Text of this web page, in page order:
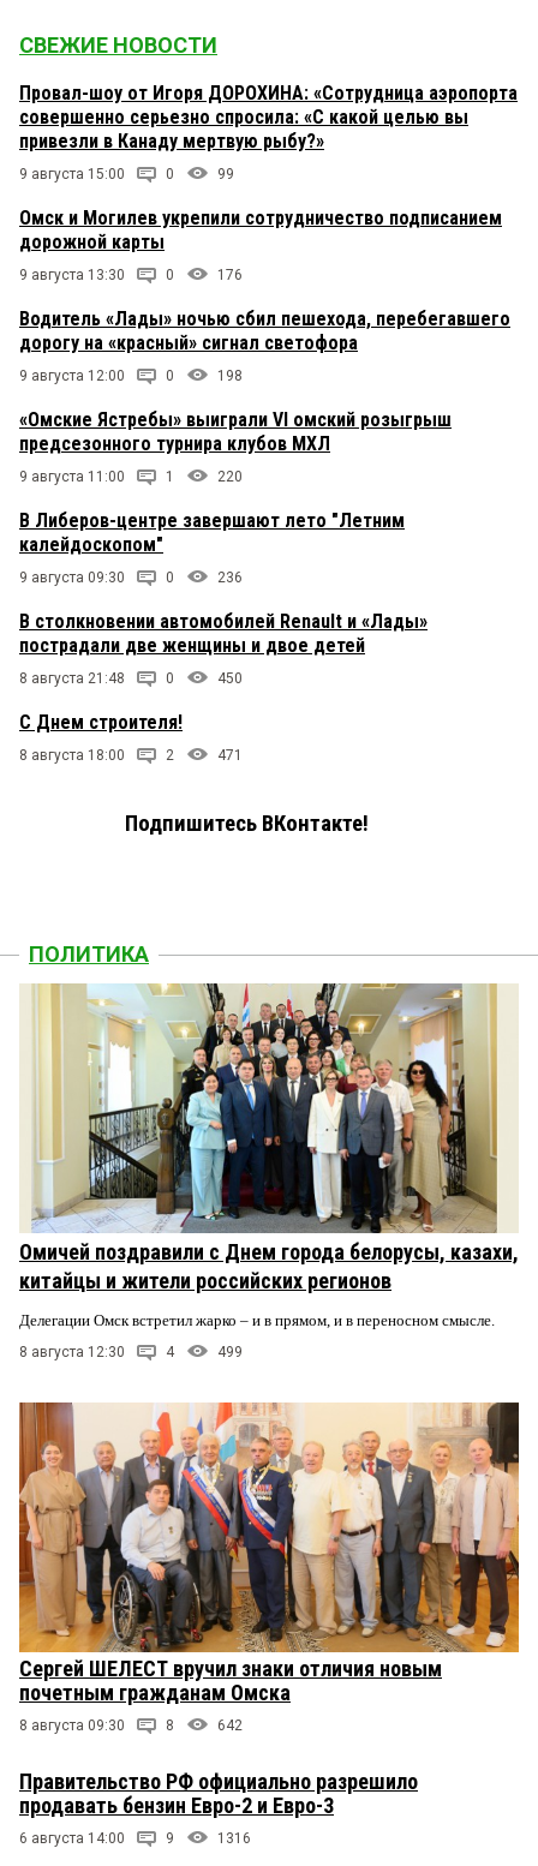
СВЕЖИЕ НОВОСТИ
Провал-шоу от Игоря ДОРОХИНА: «Сотрудница аэропорта
совершенно серьезно спросила: «С какой целью вы
привезли в Канаду мертвую рыбу?»
9 августа 15:00 0 99
Омск и Могилев укрепили сотрудничество подписанием
дорожной карты
9 августа 13:30 0 176
Водитель «Лады» ночью сбил пешехода, перебегавшего
дорогу на «красный» сигнал светофора
9 августа 12:00 0 198
«Омские Ястребы» выиграли VI омский розыгрыш
предсезонного турнира клубов МХЛ
9 августа 11:00 1 220
В Либеров-центре завершают лето "Летним
калейдоскопом"
9 августа 09:30 0 236
В столкновении автомобилей Renault и «Лады»
пострадали две женщины и двое детей
8 августа 21:48 0 450
С Днем строителя!
8 августа 18:00 2 471
Подпишитесь ВКонтакте!
ПОЛИТИКА
Омичей поздравили с Днем города белорусы, казахи,
китайцы и жители российских регионов
Делегации Омск встретил жарко – и в прямом, и в переносном смысле.
8 августа 12:30 4 499
Сергей ШЕЛЕСТ вручил знаки отличия новым
почетным гражданам Омска
8 августа 09:30 8 642
Правительство РФ официально разрешило
продавать бензин Евро-2 и Евро-3
6 августа 14:00 9 1316